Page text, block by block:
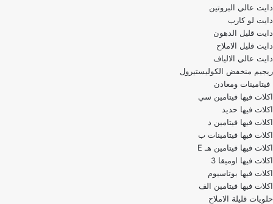
دايت عالي البروتين
دايت لو كارب
دايت قليل الدهون
دايت قليل الاملاح
دايت عالي الالياف
ريجيم منخفض الكوليستيرول
فيتامينات ومعادن
اكلات فيها فيتامين سي
اكلات فيها حديد
اكلات فيها فيتامين د
اكلات فيها فيتامينات ب
اكلات فيها فيتامين هـ E
اكلات فيها اوميقا 3
اكلات فيها بوتاسيوم
اكلات فيها فيتامين الف
حلويات قليلة الاملاح